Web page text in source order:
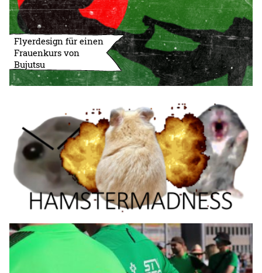
Flyerdesign für einen
Frauenkurs von
Bujutsu